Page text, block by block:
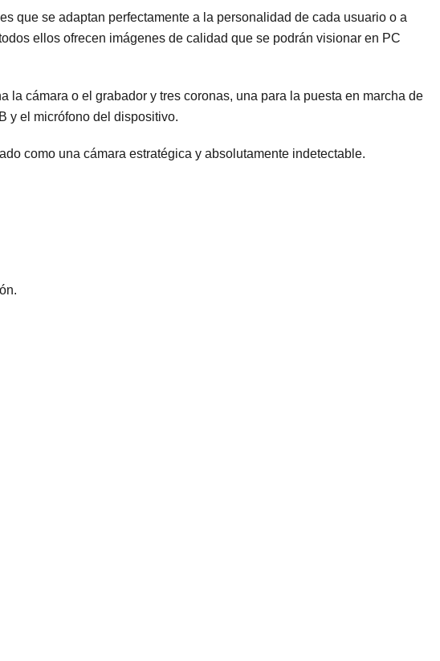
que se adaptan perfectamente a la personalidad de cada usuario o a
ellos ofrecen imágenes de calidad que se podrán visionar en PC
la cámara o el grabador y tres coronas, una para la puesta en marcha de
y el micrófono del dispositivo.
como una cámara estratégica y absolutamente indetectable.